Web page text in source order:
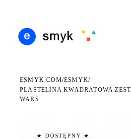
ESMYK.COM/ESMYK/
PLASTELINA KWADRATOWA
WARS
★ DOSTĘPNY ★